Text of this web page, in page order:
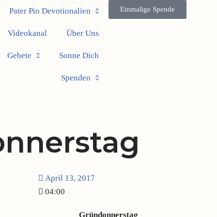
Pater Pio Devotionalien
Videokanal Über Uns
Gebete Sonne Dich
Spenden
Einmalige Spende
April 13, 2017
04:00
Gründonnerstag